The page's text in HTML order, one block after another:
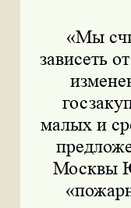
«Мы
зависеть
малых и
Москвы